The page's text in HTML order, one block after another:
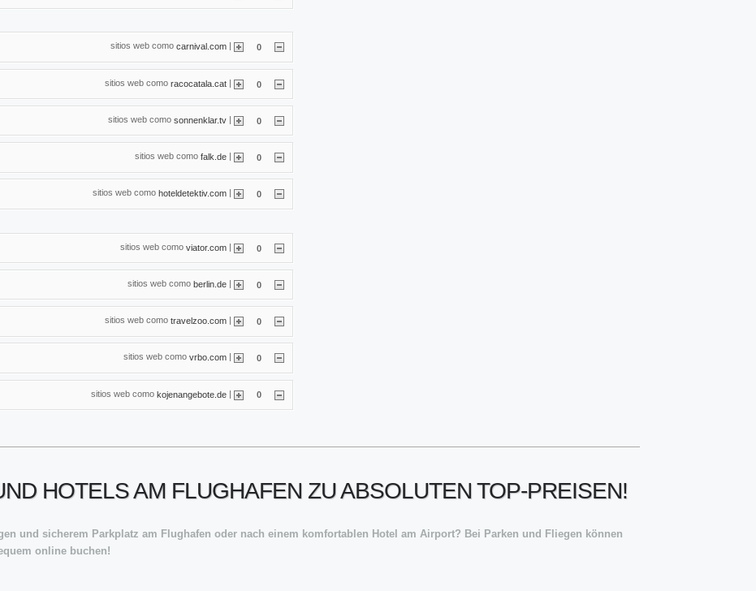
sitios web como carnival.com 0
sitios web como racocatala.cat | 0
sitios web como sonnenklar.tv | 0
sitios web como falk.de | 0
sitios web como hoteldetektiv.com 0
sitios web como viator.com | 0
sitios web como berlin.de | 0
sitios web como travelzoo.com | 0
sitios web como vrbo.com 0
sitios web como kojenangebote.de | 0
HOTELS AM FLUGHAFEN ZU ABSOLUTEN TOP-PREISEN!
und sicherem Parkplatz am Flughafen oder nach einem komfortablen Hotel am Airport? Bei Parken und Fliegen können
online buchen!